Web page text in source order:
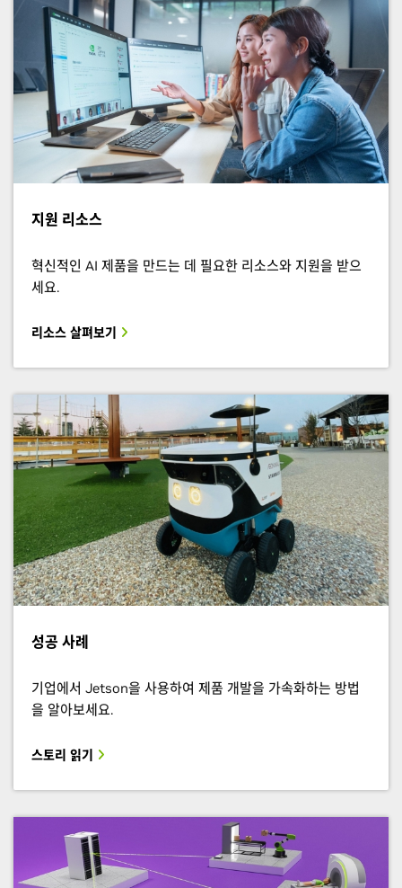
지원 리소스
혁신적인 AI 제품을 만드는 데 필요한 리소스와 지원을 받으
세요.
리소스 살펴보기
성공 사례
기업에서 Jetson을 사용하여 제품 개발을 가속화하는 방법
을 알아보세요.
스토리 읽기